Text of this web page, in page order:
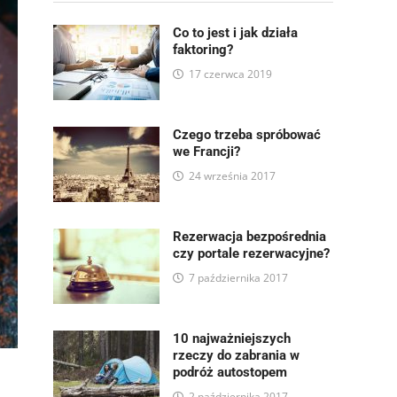
Co to jest i jak działa
faktoring?
17 czerwca 2019
Czego trzeba spróbować
we Francji?
24 września 2017
Rezerwacja bezpośrednia
czy portale rezerwacyjne?
7 października 2017
10 najważniejszych
rzeczy do zabrania w
podróż autostopem